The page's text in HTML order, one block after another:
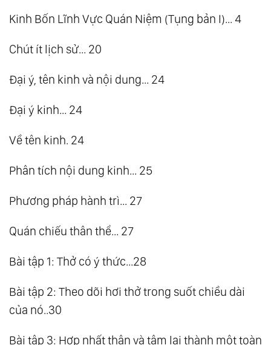
Kinh Bốn Lĩnh Vực Quán Niệm (Tụng bản I)... 4
Chút ít lịch sử... 20
Đại ý, tên kinh và nội dung... 24
Đại ý kinh... 24
Về tên kinh. 24
Phân tích nội dung kinh... 25
Phương pháp hành trì... 27
Quán chiếu thân thể... 27
Bài tập 1: Thở có ý thức...28
Bài tập 2: Theo dõi hơi thở trong suốt chiều dài
của nó..30
Bài tập 3: Hợp nhất thân và tâm lại thành một toàn